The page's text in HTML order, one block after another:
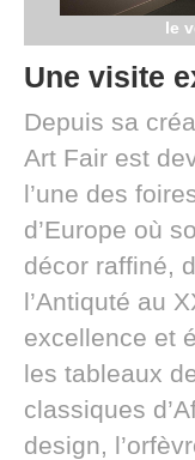
le
Une visite
Depuis sa
Art Fair est
l’une des
d’Europe où
décor raffiné,
l’Antiquté au
excellence et
les tableaux
classiques
design,